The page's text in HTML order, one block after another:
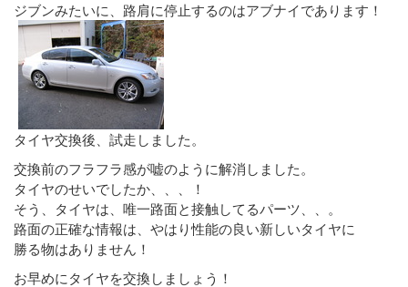
ジブンみたいに、路肩に停止するのはアブナイであります！
タイヤ交換後、試走しました。
交換前のフラフラ感が嘘のように解消しました。
タイヤのせいでしたか、、、！
そう、タイヤは、唯一路面と接触してるパーツ、、。
路面の正確な情報は、やはり性能の良い新しいタイヤに
勝る物はありません！
お早めにタイヤを交換しましょう！